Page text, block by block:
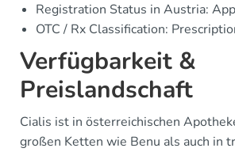
Registration Status in Austria:
OTC / Rx Classification:
Verfügbarkeit &
Preislandschaft
Cialis ist in österreichischen
großen Ketten wie Benu als auch in